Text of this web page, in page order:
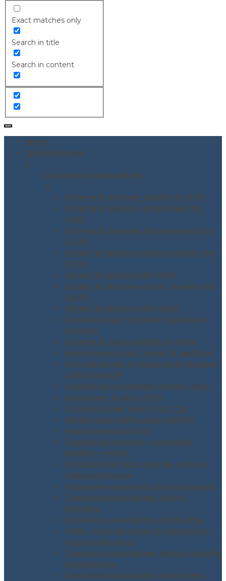
Exact matches only
Search in title
Search in content
Home
Consulenze per
▼
Consulenze Aziendali per
▼
Sistema di gestione qualità ISO 9001
Sistema di gestione ambientale ISO
14001
Sistema di gestione informazione ISO
27001
Sistemi di gestione anticorruzione ISO
37001
Sistemi di gestione ISO 3834
Sistemi di gestione rischio stradale ISO
39001
Sistemi di gestione ISO 45001
Consulenza per i Sistemi di gestione
integrati
Sistema di responsabilità SA 8000
Mantenimento dei Sistemi di gestione
Consulenza per il regolamento Europeo
GDPR 2016/679
Consulenza assunzione incarico ODV
Assunzione incarico DPO
Consulenza per piano H.A.C.C.P.
Affidamento dell’incarico di RSPP
Valutazione rischi DVR
Consulenza accesso a contributi
pubblici e privati
Formazione in aula, azienda, online e
videoconferenza
Formazione incaricati uso attrezzature
Consulenza valutazione rischio
biologico
Consulenza valutazione rischio ROA
ATEX – Consulenza per la valutazione
rischio esplosione
Consulenza valutazione rischio scariche
atmosferiche
Consulenza valutazione rischio MMC